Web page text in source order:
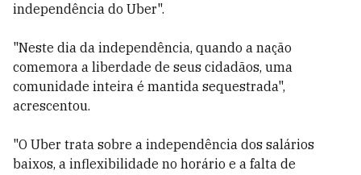
independência do Uber".
"Neste dia da independência, quando a nação
comemora a liberdade de seus cidadãos, uma
comunidade inteira é mantida sequestrada",
acrescentou.
"O Uber trata sobre a independência dos salários
baixos, a inflexibilidade no horário e a falta de